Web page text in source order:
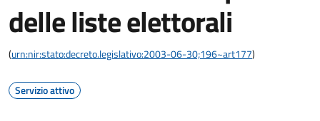
delle liste elettorali
(urn:nir:stato:decreto.legislativo:2003-06-30;196~art177)
Servizio attivo